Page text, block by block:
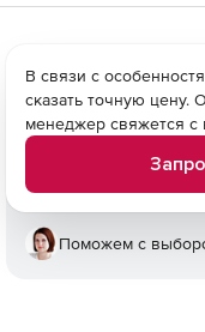
В связи с
сказать точную цену.
менеджер свяжется с
Поможем с